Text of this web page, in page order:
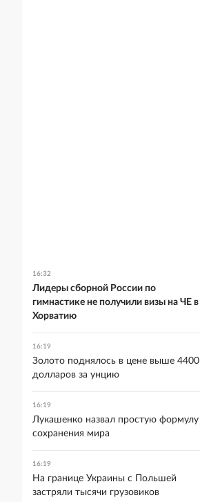
16:32
Лидеры сборной России по
гимнастике не получили визы на ЧЕ в
Хорватию
16:19
Золото поднялось в цене выше 4400
долларов за унцию
16:19
Лукашенко назвал простую формулу
сохранения мира
16:19
На границе Украины с Польшей
застряли тысячи грузовиков